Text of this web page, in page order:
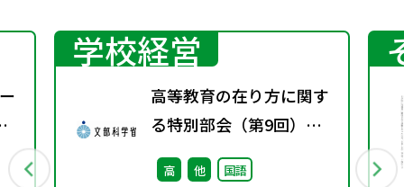
学校経営
高等教育の在り方に関す
る特別部会（第9回）配
付資料
高 他
国語